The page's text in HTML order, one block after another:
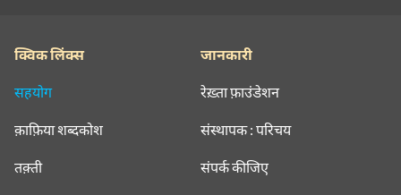
क्विक लिंक्स
सहयोग
क़ाफ़िया शब्दकोश
तक़्ती
जानकारी
रेख़्ता फ़ाउंडेशन
संस्थापक : परिचय
संपर्क कीजिए